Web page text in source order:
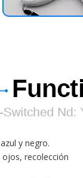
y negro.
ojos, recolección